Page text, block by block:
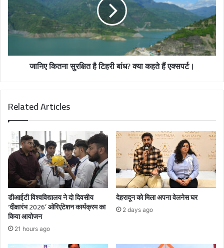
जानिए कितना सुरक्षित है टिहरी बांध? क्या कहते हैं एक्सपर्ट।
Related Articles
डीआईटी विश्वविद्यालय ने दो दिवसीय
‘दीक्षारंभ 2026’ ओरिएंटेशन कार्यक्रम का
किया आयोजन
21 hours ago
देहरादून को मिला अपना वेलनेस घर
2 days ago